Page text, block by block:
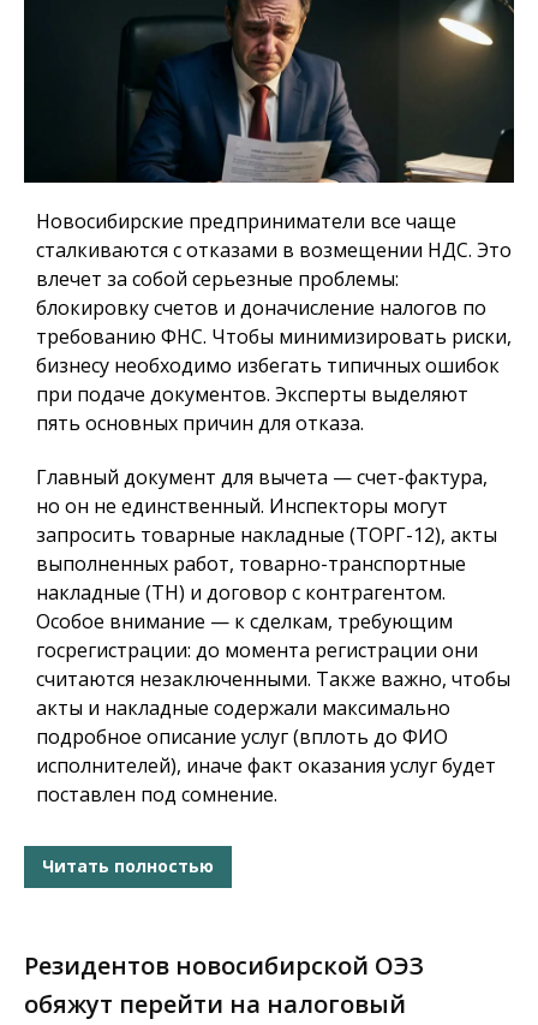
Новосибирские предприниматели все чаще
сталкиваются с отказами в возмещении НДС. Это
влечет за собой серьезные проблемы:
блокировку счетов и доначисление налогов по
требованию ФНС. Чтобы минимизировать риски,
бизнесу необходимо избегать типичных ошибок
при подаче документов. Эксперты выделяют
пять основных причин для отказа.
Главный документ для вычета — счет-фактура,
но он не единственный. Инспекторы могут
запросить товарные накладные (ТОРГ-12), акты
выполненных работ, товарно-транспортные
накладные (ТН) и договор с контрагентом.
Особое внимание — к сделкам, требующим
госрегистрации: до момента регистрации они
считаются незаключенными. Также важно, чтобы
акты и накладные содержали максимально
подробное описание услуг (вплоть до ФИО
исполнителей), иначе факт оказания услуг будет
поставлен под сомнение.
Читать полностью
Резидентов новосибирской ОЭЗ
обяжут перейти на налоговый